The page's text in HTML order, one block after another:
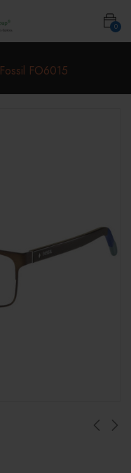
0
Fossil FO6015